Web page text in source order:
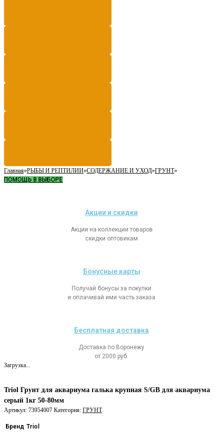
Главная»РЫБЫ И РЕПТИЛИИ»СОДЕРЖАНИЕ И УХОД»ГРУНТ»
ПОМОЩЬ В ВЫБОРЕ
Акции и скидки
Акции на коллекции товаров
скидки оптовикам
Бонусные карты
Получай бонусы за покупки
и оплачивай ими часть заказа
Бесплатная доставка
Доставка по Воронежу
от 2000 руб.
Загрузка...
Triol Грунт для аквариума галька крупная S/GB для аквариума
серый 1кг 50-80мм
Артикул: 73954007 Категория: ГРУНТ
Бренд Triol